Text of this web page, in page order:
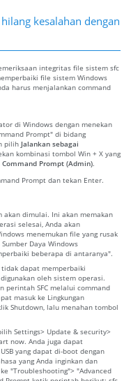
kesalahan dengan
integritas file sistem sfc
file sistem Windows
harus menjalankan command
di Windows dengan menekan
Prompt" di bidang
pilih Jalankan sebagai
kombinasi tombol Win + X yang
Command Prompt (Admin).
Prompt dan tekan Enter.
akan dimulai. Ini akan memakan
selesai, Anda akan
menemukan file yang rusak
Daya Windows
beberapa di antaranya".
tidak dapat memperbaiki
oleh sistem operasi.
perintah SFC melalui command
masuk ke Lingkungan
Shutdown, lalu menahan tombol
Settings> Update & security>
now. Anda juga dapat
yang dapat di-boot dengan
yang Anda inginkan dan
"Troubleshooting"> "Advanced